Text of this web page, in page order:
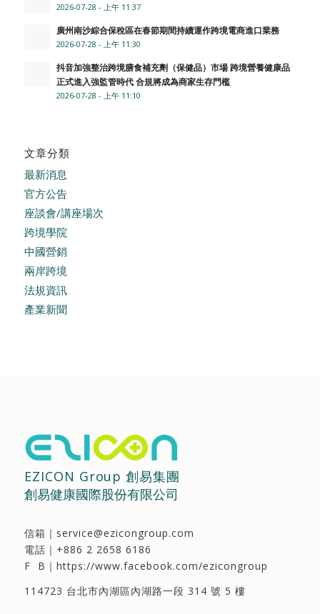
2026-07-28 - 上午 11:37
廣州南沙綜合保稅區在春節期間持續運作跨境電商進口業務
2026-07-28 - 上午 11:30
抖音加強整治跨境膳食補充劑（保健品）市場 跨境營養健康品
正式進入強監管時代 合規將成為商家生存門檻
2026-07-28 - 上午 11:10
文章分類
最新消息
官方公告
座談會/講座場次
跨境學院
中國營銷
兩岸跨境
法規資訊
產業新聞
EZICON Group 創易集團
創易健康國際股份有限公司
信箱｜ service@ezicongroup.com
電話｜ +886 2 2658 6186
F B｜ https://www.facebook.com/ezicongroup
114723 台北市內湖區內湖路一段 314 號 5 樓